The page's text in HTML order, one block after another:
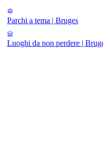
Parchi a tema | Bruges
Luoghi da non perdere |